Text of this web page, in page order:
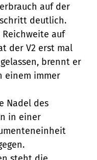
auf der
deutlich.
auf
der V2 erst mal
brennt er
einem immer
Nadel des
in einer